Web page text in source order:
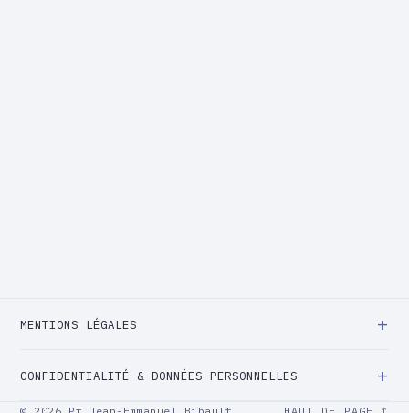
MENTIONS LÉGALES
CONFIDENTIALITÉ & DONNÉES PERSONNELLES